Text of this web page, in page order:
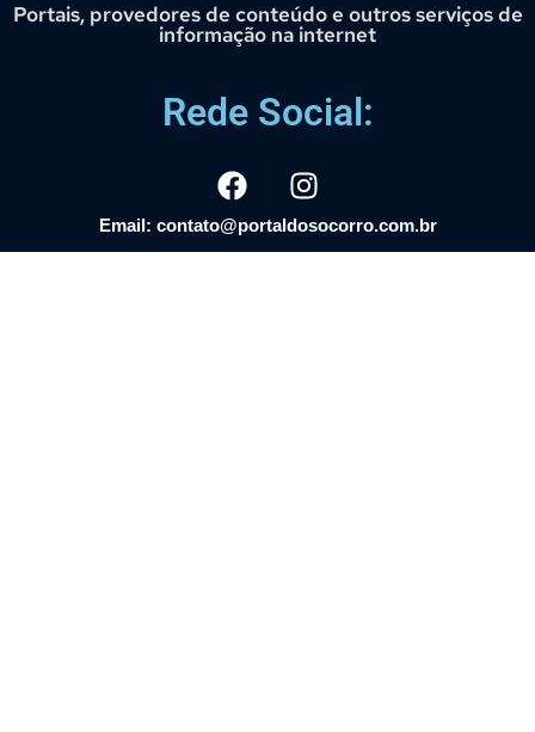
Portais, provedores de conteúdo e outros serviços de
informação na internet
Rede Social:
Email: contato@portaldosocorro.com.br